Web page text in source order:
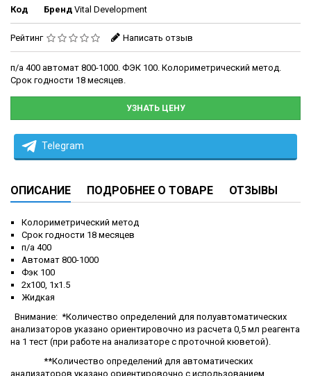
Код Бренд Vital Development
Рейтинг Написать отзыв
п/а 400 автомат 800-1000. ФЭК 100. Колориметрический метод.
Срок годности 18 месяцев.
УЗНАТЬ ЦЕНУ
Telegram
ОПИСАНИЕ ПОДРОБНЕЕ О ТОВАРЕ ОТЗЫВЫ
Колориметрический метод
Срок годности 18 месяцев
п/а 400
Автомат 800-1000
Фэк 100
2х100, 1х1.5
Жидкая
Внимание: *Количество определений для полуавтоматических
анализаторов указано ориентировочно из расчета 0,5 мл реагента
на 1 тест (при работе на анализаторе с проточной кюветой).
**Количество определений для автоматических
анализаторов указано ориентировочно с использованием